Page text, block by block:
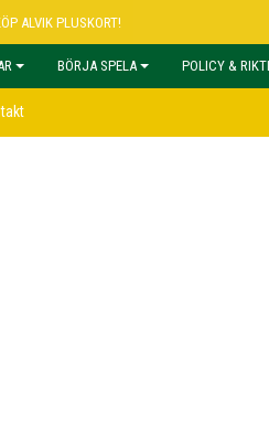
ALVIK PLUSKORT!
BÖRJA SPELA POLICY &